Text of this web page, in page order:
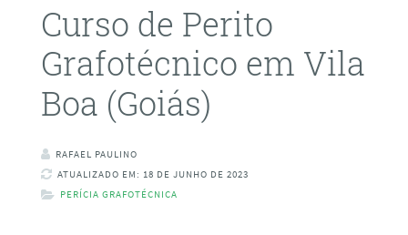
Curso de Perito
Grafotécnico em Vila
Boa (Goiás)
RAFAEL PAULINO
ATUALIZADO EM: 18 DE JUNHO DE 2023
PERÍCIA GRAFOTÉCNICA